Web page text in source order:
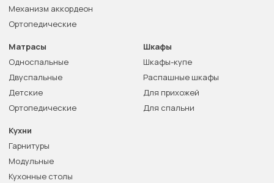
Механизм аккордеон
Ортопедические
Матрасы
Односпальные
Двуспальные
Детские
Ортопедические
Шкафы
Шкафы-купе
Распашные шкафы
Для прихожей
Для спальни
Кухни
Гарнитуры
Модульные
Кухонные столы